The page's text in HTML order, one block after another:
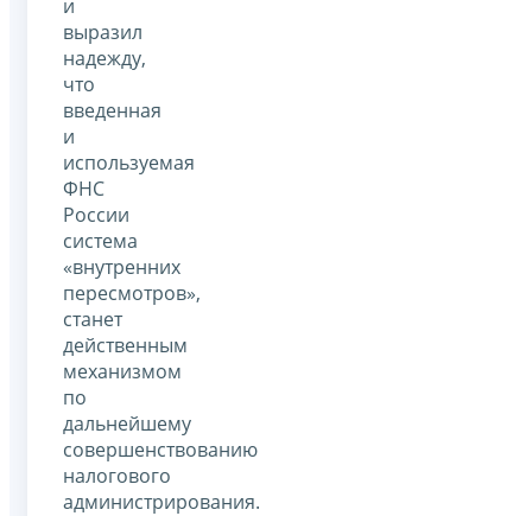
и
выразил
надежду,
что
введенная
и
используемая
ФНС
России
система
«внутренних
пересмотров»,
станет
действенным
механизмом
по
дальнейшему
совершенствованию
налогового
администрирования.